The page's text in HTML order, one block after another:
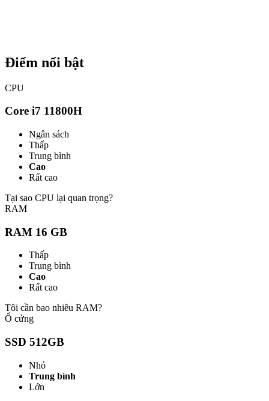
Điểm nổi bật
CPU
Core i7 11800H
Ngân sách
Thấp
Trung bình
Cao
Rất cao
Tại sao CPU lại quan trọng?
RAM
RAM 16 GB
Thấp
Trung bình
Cao
Rất cao
Tôi cần bao nhiêu RAM?
Ổ cứng
SSD 512GB
Nhỏ
Trung bình
Lớn